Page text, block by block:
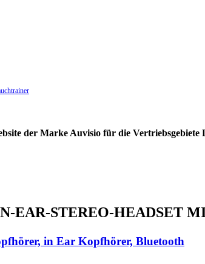
der Marke Auvisio für die Vertriebsgebiete
EAR-STEREO-HEADSET
in Ear Kopfhörer, Bluetooth